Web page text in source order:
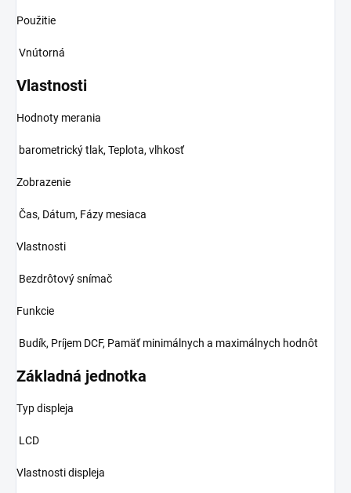
Použitie
Vnútorná
Vlastnosti
Hodnoty merania
barometrický tlak, Teplota, vlhkosť
Zobrazenie
Čas, Dátum, Fázy mesiaca
Vlastnosti
Bezdrôtový snímač
Funkcie
Budík, Príjem DCF, Pamäť minimálnych a maximálnych hodnôt
Základná jednotka
Typ displeja
LCD
Vlastnosti displeja